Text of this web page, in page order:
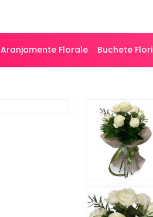
Aranjamente Florale Buchete Flori